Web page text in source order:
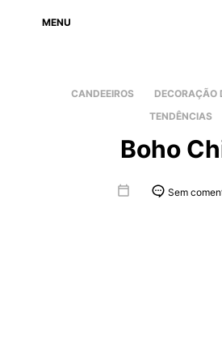
MENU
CANDEEIROS
DECORAÇÃO
TENDÊNCIAS
Boho
Sem